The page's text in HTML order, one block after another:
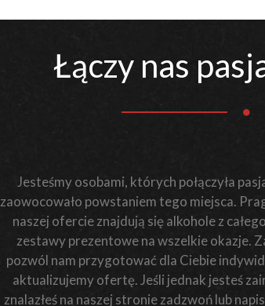
Łączy nas
Jesteśmy osobami, których połączyła
zaowocowało powstaniem tego miejsca.
naszej ofercie znajdują się alkohole z
zestawy prezentowe na wszelkie okazje.
pozwól nam przygotować dla Ciebie
aktualizujemy ofertę. Jeśli jednak jesteś
znalazłeś na naszej stronie zadzwoń lub